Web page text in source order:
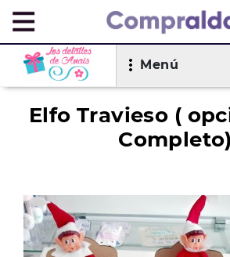
Menú
Elfo Travieso (
Completo)